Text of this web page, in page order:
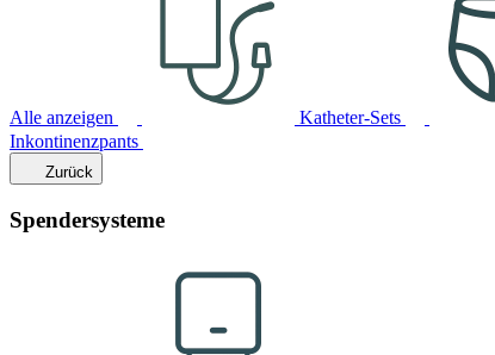
Alle anzeigen Katheter-Sets
Inkontinenzpants
Zurück
Spendersysteme